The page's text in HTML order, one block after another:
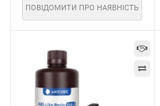
ПОВІДОМИТИ ПРО НАЯВНІСТЬ